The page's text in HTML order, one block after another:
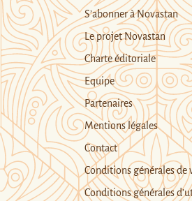
S’abonner à Novastan
Le projet Novastan
Charte éditoriale
Equipe
Partenaires
Mentions légales
Contact
Conditions générales de
Conditions générales